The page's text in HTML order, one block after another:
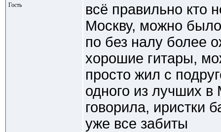
Гость
всё правильно кто
Москву, можно
по без налу более
хорошие гитары,
просто жил с
одного из лучших
говорила, иристки
уже все забиты